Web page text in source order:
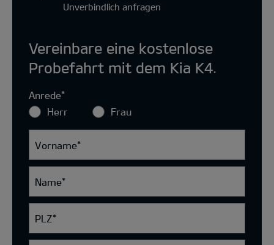
Unverbindlich anfragen
Vereinbare eine kostenlose
Probefahrt mit dem Kia K4.
Anrede*
Herr
Frau
Vorname*
Name*
PLZ*